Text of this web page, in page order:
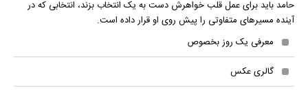
حامد باید برای عمل قلب خواهرش دست به یک انتخاب بزند، انتخابی که در
آینده مسیرهای متفاوتی را پیش روی او قرار داده است.
معرفی یک روز بخصوص
گالری عکس